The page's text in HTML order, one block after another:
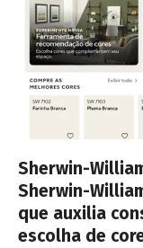
Sherwin-
Sherwin-
que auxilia
escolha de